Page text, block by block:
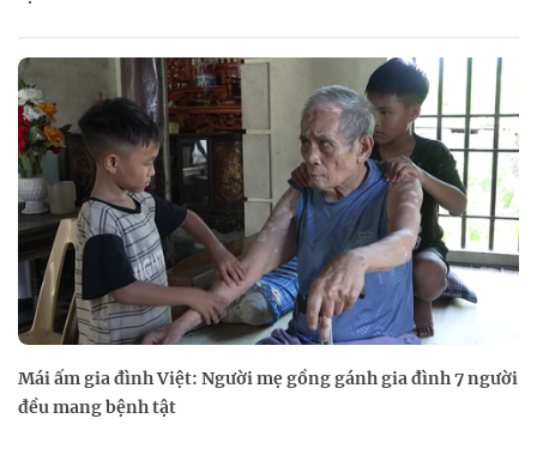
Mái ấm gia đình Việt: Người mẹ gồng gánh gia đình 7 người
đều mang bệnh tật